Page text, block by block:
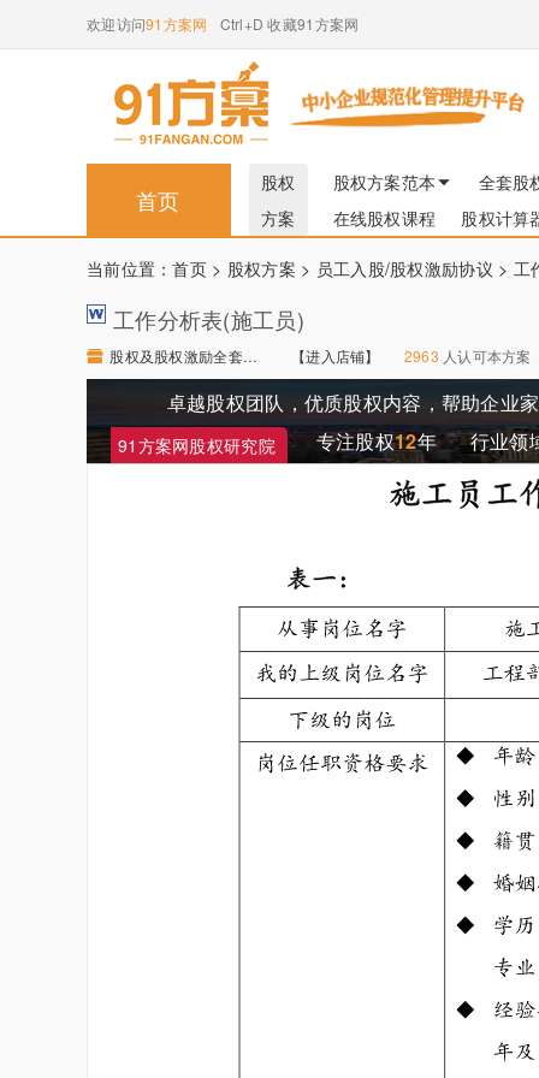
欢迎访问91方案网 Ctrl+D 收藏91方案网
首页
股权
方案
股权方案范本
全套股
在线股权课程
股权计算
当前位置：首页> 股权方案 > 员工入股/股权激励协议 > 工
工作分析表(施工员)
股权及股权激励全套流程梳理及操作细则 【进入店铺】 【进入店铺】 2963 人认可本方案
91方案网股权研究院
卓越股权团队，优质股权内容，帮助企业
专注股权12年 行业领